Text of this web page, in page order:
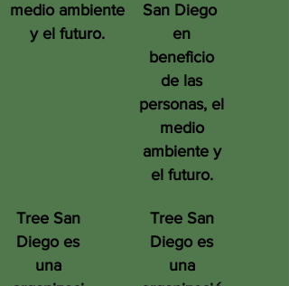
medio ambiente
y el futuro.
Tree San
Diego es
una
San Diego
en
beneficio
de las
personas, el
medio
ambiente y
el futuro.
Tree San
Diego es
una